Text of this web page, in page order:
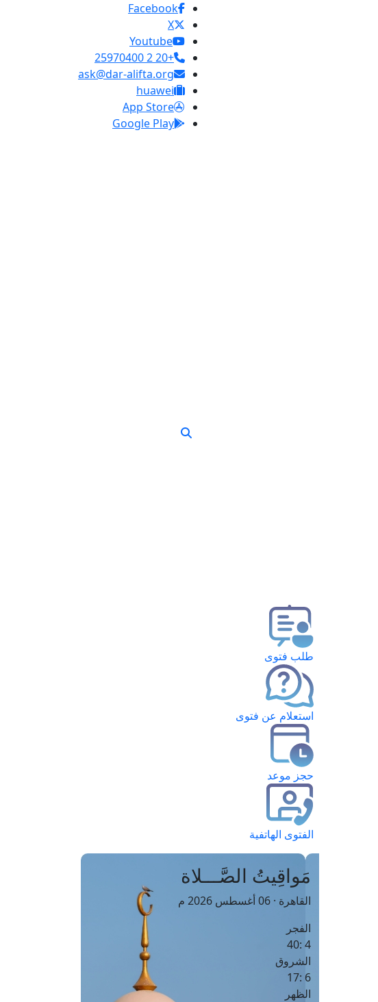
Facebook
X
Youtube
+20 2 25970400
ask@dar-alifta.org
huawei
App Store
Google Play
طلب فتوى
استعلام عن فتوى
حجز موعد
الفتوى الهاتفية
مَواقِيتُ الصَّـــلاة
القاهرة · 06 أغسطس 2026 م
الفجر
4 :40
الشروق
6 :17
الظهر